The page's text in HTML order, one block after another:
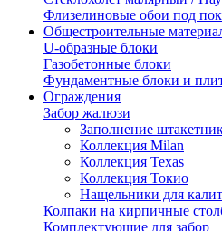
Флизелиновые обои под
Общестроительные
U-образные блоки
Газобетонные блоки
Фундаментные блоки и
Ограждения
Забор жалюзи
Заполнение
Коллекция Milan
Коллекция Texas
Коллекция Токио
Нащельники для
Колпаки на кирпичные
Комплектующие для забор